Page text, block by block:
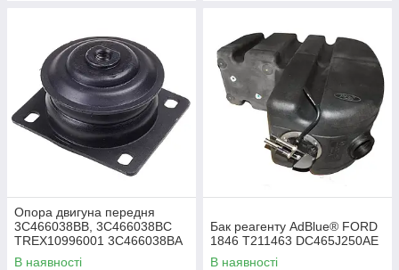
Опора двигуна передня
3C466038BB, 3C466038BC
TREX10996001 3C466038BA
В наявності
Бак реагенту AdBlue® FORD
1846 T211463 DC465J250AE
В наявності